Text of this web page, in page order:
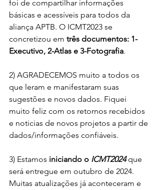
foi de compartilhar informações
básicas e acessíveis para todos da
aliança APTB. O ICMT2023 se
concretizou em três documentos: 1-
Executivo, 2-Atlas e 3-Fotografia.
2) AGRADECEMOS muito a todos os
que leram e manifestaram suas
sugestões e novos dados. Fiquei
muito feliz com os retornos recebidos
e noticias de novos projetos a partir de
dados/informações confiáveis.
3) Estamos iniciando o ICMT2024 que
será entregue em outubro de 2024.
Muitas atualizações já aconteceram e